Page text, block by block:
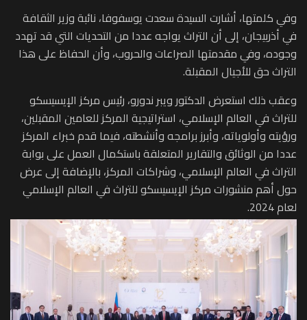
وفي كلمتها، أشارت السيدة سعدت يوسفوفا، نائبة وزير الثقافة
في أذربيجان، إلى أن التراث يواجه عددا من التحديات التي قد تهدد
وجوده، وفي مقدمتها الصراعات والحروب، وأن الحفاظ على هذا
التراث حق للأجيال المقبلة.
وعقب ذلك استعرض الدكتور ويبر ندورو، رئيس مركز الإيسيسكو
للتراث في العالم الإسلامي، استراتيجية المركز للعامين المقبلين،
ورؤيته وأولوياته، وأبرز برامجه وأنشطته، فيما قدم خبراء المركز
عددا من الوثائق والتقارير المتعلقة باستكمال العمل على بوابة
التراث في العالم الإسلامي، وشراكات المركز، بالإضافة إلى عرض
حول أهم منشورات مركز الإيسيسكو للتراث في العالم الإسلامي
لعام 2024.